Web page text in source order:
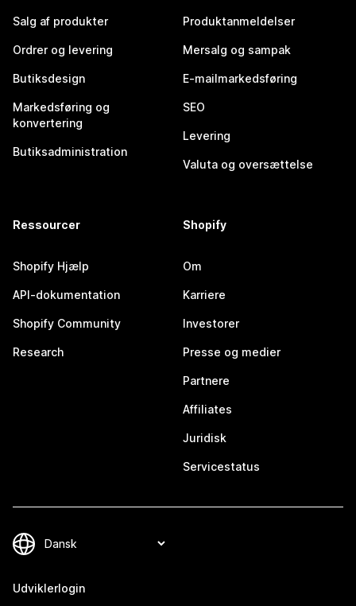
Salg af produkter
Ordrer og levering
Butiksdesign
Markedsføring og
konvertering
Butiksadministration
Produktanmeldelser
Mersalg og sampak
E-mailmarkedsføring
SEO
Levering
Valuta og oversættelse
Ressourcer
Shopify Hjælp
API-dokumentation
Shopify Community
Research
Shopify
Om
Karriere
Investorer
Presse og medier
Partnere
Affiliates
Juridisk
Servicestatus
Udviklerlogin